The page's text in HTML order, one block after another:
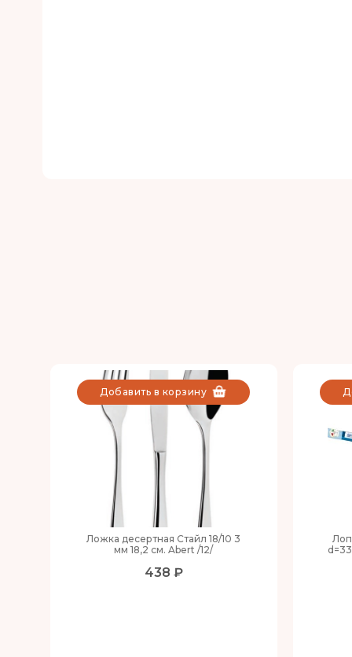
Ложка десертная Стайл 18/10 3
мм 18,2 см. Abert /12/
438 ₽
Добавить в корзину